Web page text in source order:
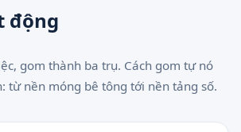
động
gom thành ba trụ. Cách gom tự nó
từ nền móng bê tông tới nền tảng số.